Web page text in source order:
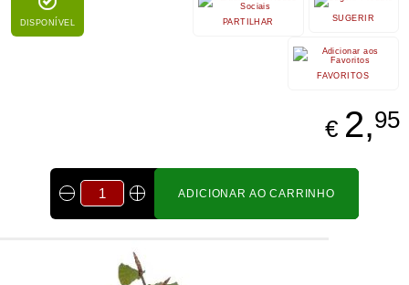
DISPONÍVEL SUGERIR
PARTILHAR
FAVORITOS
€ 2,95
ADICIONAR AO CARRINHO